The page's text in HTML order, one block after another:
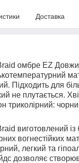
Доставка
омбре EZ
Підходить для
не плутається.
триколірний:
виготовлений із
вогнестійких
легкий та
дозволяє